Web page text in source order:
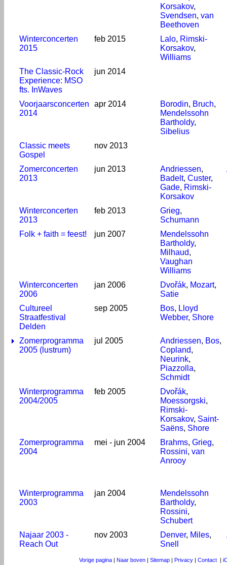
Korsakov,
Svendsen, van
Beethoven
Winterconcerten
2015
feb 2015 Lalo, Rimski-
Korsakov,
Williams
The Classic-Rock
Experience: MSO
fts. InWaves
jun 2014
Voorjaarsconcerten
2014
apr 2014 Borodin, Bruch,
Mendelssohn
Bartholdy,
Sibelius
Classic meets
Gospel
nov 2013
Zomerconcerten
2013
jun 2013 Andriessen,
Badelt, Custer,
Gade, Rimski-
Korsakov
Winterconcerten
2013
feb 2013 Grieg,
Schumann
Folk + faith = feest!
jun 2007
Mendelssohn
Bartholdy,
Milhaud,
Vaughan
Williams
Winterconcerten
2006
jan 2006 Dvořák, Mozart,
Satie
Cultureel
Straatfestival
Delden
sep 2005 Bos, Lloyd
Webber, Shore
Zomerprogramma
2005 (lustrum)
jul 2005 Andriessen, Bos,
Copland,
Neurink,
Piazzolla,
Schmidt
Winterprogramma
2004/2005
feb 2005 Dvořák,
Moessorgski,
Rimski-
Korsakov, Saint-
Saëns, Shore
Zomerprogramma
2004
mei - jun 2004 Brahms, Grieg,
Rossini, van
Anrooy
Winterprogramma
2003
jan 2004
Mendelssohn
Bartholdy,
Rossini,
Schubert
Najaar 2003 -
Reach Out
nov 2003 Denver, Miles,
Snell
Vorige pagina | Naar boven | Sitemap | Privacy | Contact |